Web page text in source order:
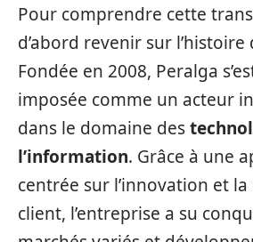
Pour comprendre cette
d’abord revenir sur l’histoire
Fondée en 2008, Peralga
imposée comme un acteur
dans le domaine des
l’information. Grâce à une
centrée sur l’innovation et
client, l’entreprise a su